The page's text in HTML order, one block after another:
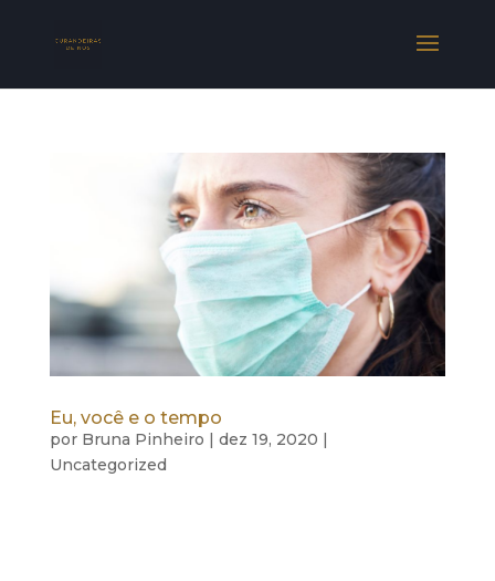
Eu, você e o tempo
por Bruna Pinheiro | dez 19, 2020 |
Uncategorized